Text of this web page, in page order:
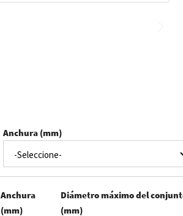
Anchura (mm)
Anchura
(mm)
Diámetro máximo del
(mm)